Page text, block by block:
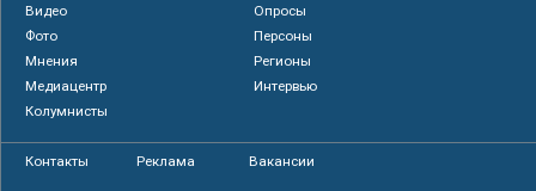
Видео
Опросы
Фото
Персоны
Мнения
Регионы
Медиацентр
Интервью
Колумнисты
Контакты Реклама Вакансии